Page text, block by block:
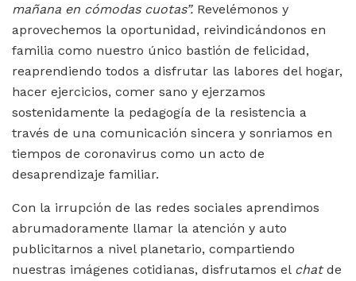
mañana en cómodas cuotas”. Revelémonos y
aprovechemos la oportunidad, reivindicándonos en
familia como nuestro único bastión de felicidad,
reaprendiendo todos a disfrutar las labores del hogar,
hacer ejercicios, comer sano y ejerzamos
sostenidamente la pedagogía de la resistencia a
través de una comunicación sincera y sonriamos en
tiempos de coronavirus como un acto de
desaprendizaje familiar.
Con la irrupción de las redes sociales aprendimos
abrumadoramente llamar la atención y auto
publicitarnos a nivel planetario, compartiendo
nuestras imágenes cotidianas, disfrutamos el chatde